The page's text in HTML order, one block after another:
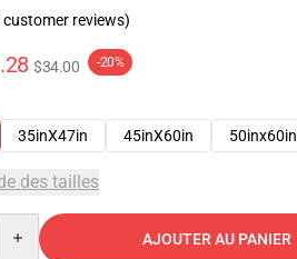
customer reviews)
$34.00 -20%
35inX47in 45inX60in 50inx60in
des tailles
AJOUTER AU PANIER